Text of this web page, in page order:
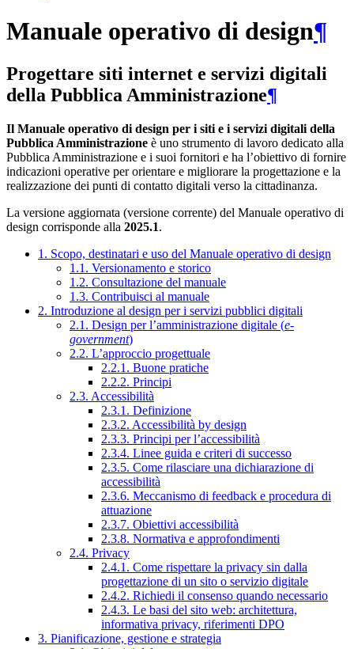
Manuale operativo di design¶
Progettare siti internet e servizi digitali
della Pubblica Amministrazione¶
Il Manuale operativo di design per i siti e i servizi digitali della
Pubblica Amministrazione è uno strumento di lavoro dedicato alla
Pubblica Amministrazione e i suoi fornitori e ha l’obiettivo di fornire
indicazioni operative per orientare e migliorare la progettazione e la
realizzazione dei punti di contatto digitali verso la cittadinanza.
La versione aggiornata (versione corrente) del Manuale operativo di
design corrisponde alla 2025.1.
1. Scopo, destinatari e uso del Manuale operativo di design
1.1. Versionamento e storico
1.2. Consultazione del manuale
1.3. Contribuisci al manuale
2. Introduzione al design per i servizi pubblici digitali
2.1. Design per l’amministrazione digitale (e-
government)
2.2. L’approccio progettuale
2.2.1. Buone pratiche
2.2.2. Principi
2.3. Accessibilità
2.3.1. Definizione
2.3.2. Accessibilità by design
2.3.3. Principi per l’accessibilità
2.3.4. Linee guida e criteri di successo
2.3.5. Come rilasciare una dichiarazione di
accessibilità
2.3.6. Meccanismo di feedback e procedura di
attuazione
2.3.7. Obiettivi accessibilità
2.3.8. Normativa e approfondimenti
2.4. Privacy
2.4.1. Come rispettare la privacy sin dalla
progettazione di un sito o servizio digitale
2.4.2. Richiedi il consenso quando necessario
2.4.3. Le basi del sito web: architettura,
informativa privacy, riferimenti DPO
3. Pianificazione, gestione e strategia